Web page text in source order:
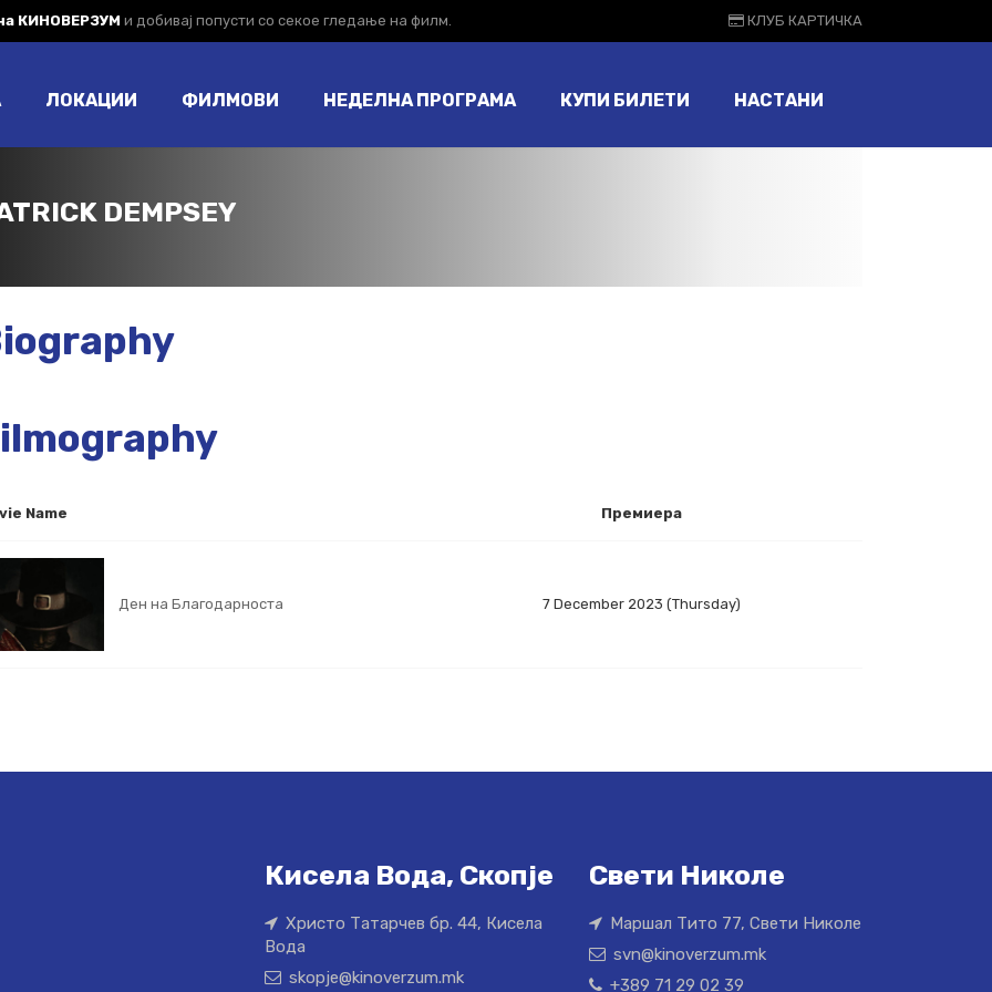
КИНОВЕРЗУМ и добивај попусти со секое гледање на филм. КЛУБ КАРТИЧКА
ЛОКАЦИИ ФИЛМОВИ НЕДЕЛНА ПРОГРАМА КУПИ БИЛЕТИ НАСТАНИ
DEMPSEY
Name Премиера
Ден на Благодарноста 7 December 2023 (Thursday)
Кисела Вода, Скопје
Христо Татарчев бр. 44, Кисела
Вода
skopje@kinoverzum.mk
Свети Николе
Маршал Тито 77, Свети Николе
svn@kinoverzum.mk
+389 71 29 02 39